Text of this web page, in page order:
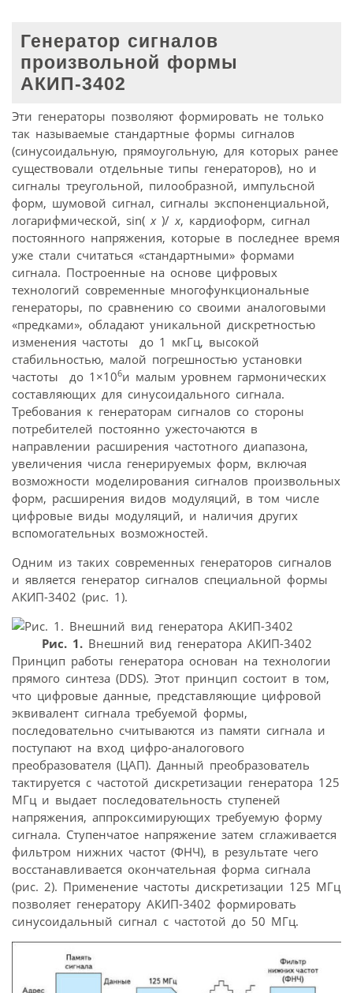
Генератор сигналов
произвольной формы
АКИП-3402
Эти генераторы позволяют формировать не только
так называемые стандартные формы сигналов
(синусоидальную, прямоугольную, для которых ранее
существовали отдельные типы генераторов), но и
сигналы треугольной, пилообразной, импульсной
форм, шумовой сигнал, сигналы экспоненциальной,
логарифмической, sin( x)/ x, кардиоформ, сигнал
постоянного напряжения, которые в последнее время
уже стали считаться «стандартными» формами
сигнала. Построенные на основе цифровых
технологий современные многофункциональные
генераторы, по сравнению со своими аналоговыми
«предками», обладают уникальной дискретностью
изменения частоты  до 1 мкГц, высокой
стабильностью, малой погрешностью установки
частоты  до 1×106и малым уровнем гармонических
составляющих для синусоидального сигнала.
Требования к генераторам сигналов со стороны
потребителей постоянно ужесточаются в
направлении расширения частотного диапазона,
увеличения числа генерируемых форм, включая
возможности моделирования сигналов произвольных
форм, расширения видов модуляций, в том числе
цифровые виды модуляций, и наличия других
вспомогательных возможностей.
Одним из таких современных генераторов сигналов
и является генератор сигналов специальной формы
АКИП-3402 (рис. 1).
Рис. 1. Внешний вид генератора АКИП-3402
Принцип работы генератора основан на технологии
прямого синтеза (DDS). Этот принцип состоит в том,
что цифровые данные, представляющие цифровой
эквивалент сигнала требуемой формы,
последовательно считываются из памяти сигнала и
поступают на вход цифро-аналогового
преобразователя (ЦАП). Данный преобразователь
тактируется с частотой дискретизации генератора 125
МГц и выдает последовательность ступеней
напряжения, аппроксимирующих требуемую форму
сигнала. Ступенчатое напряжение затем сглаживается
фильтром нижних частот (ФНЧ), в результате чего
восстанавливается окончательная форма сигнала
(рис. 2). Применение частоты дискретизации 125 МГц
позволяет генератору АКИП-3402 формировать
синусоидальный сигнал с частотой до 50 МГц.